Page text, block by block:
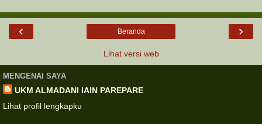
‹ ›
Beranda
Lihat versi web
MENGENAI SAYA
UKM ALMADANI IAIN PAREPARE
Lihat profil lengkapku